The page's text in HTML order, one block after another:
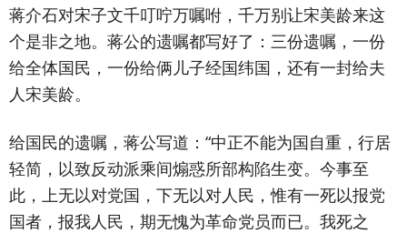
蒋介石对宋子文千叮咛万嘱咐，千万别让宋美龄来这
个是非之地。蒋公的遗嘱都写好了：三份遗嘱，一份
给全体国民，一份给俩儿子经国纬国，还有一封给夫
人宋美龄。
给国民的遗嘱，蒋公写道：“中正不能为国自重，行居
轻简，以致反动派乘间煽惑所部构陷生变。今事至
此，上无以对党国，下无以对人民，惟有一死以报党
国者，报我人民，期无愧为革命党员而已。我死之